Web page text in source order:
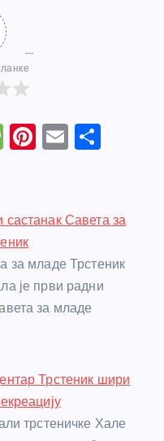
M
a
g
e
Pi
e
E
e
Савета за
за младе Трстеник
је први радни
за младе
Трстеник шири
трстеничке Хале